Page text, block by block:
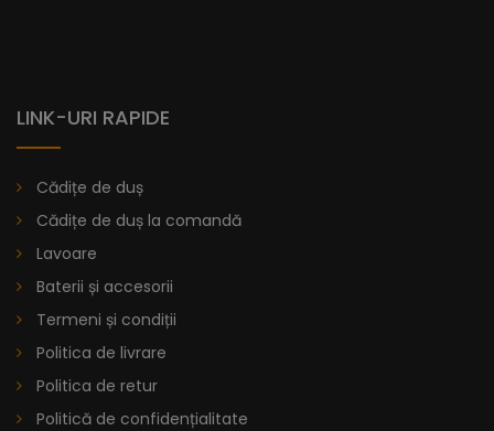
adauge un strop de lux fiecărei utilizări, acest lavoar
îmbunătățește estetica băii dvs. și oferă o experiență
De la1.930,92lei
LINK-URI RAPIDE
Cădițe de duș
Cădițe de duș la comandă
Lavoare
Baterii și accesorii
Termeni și condiții
Politica de livrare
Politica de retur
Politică de confidențialitate